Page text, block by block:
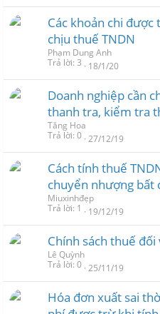
Các khoản chi
chịu thuế TNDN
Phạm Dung Anh
Trả lời 3 18/1/20
Doanh nghiệp cần
thanh tra, kiểm tra
Tăng Hoa
Trả lời 0 27/12/19
Cách tính thuế
chuyển nhượng bất
Miuxinhđẹp
Trả lời 1 19/12/19
Chính sách thuế
Lê Quỳnh
Trả lời 0 25/11/19
Hóa đơn xuất sai